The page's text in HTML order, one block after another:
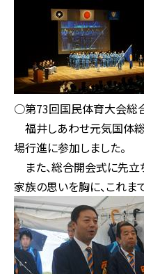
○第73回国民体育大会総
福井しあわせ元気国体
場行進に参加しました。
また、総合開会式に先立
家族の思いを胸に、これま